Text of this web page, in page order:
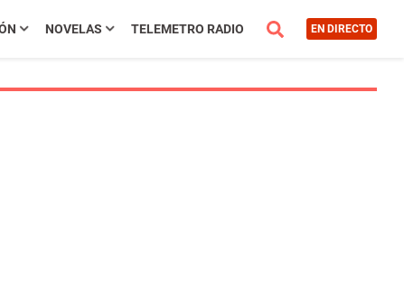
NOVELAS TELEMETRO RADIO EN DIRECTO